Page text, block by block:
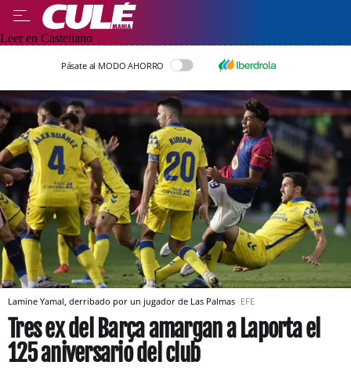
Leer en Castellano
Pásate al MODO AHORRO
Lamine Yamal, derribado por un jugador de Las Palmas EFE
Tres ex del Barça amargan a Laporta el
125 aniversario del club